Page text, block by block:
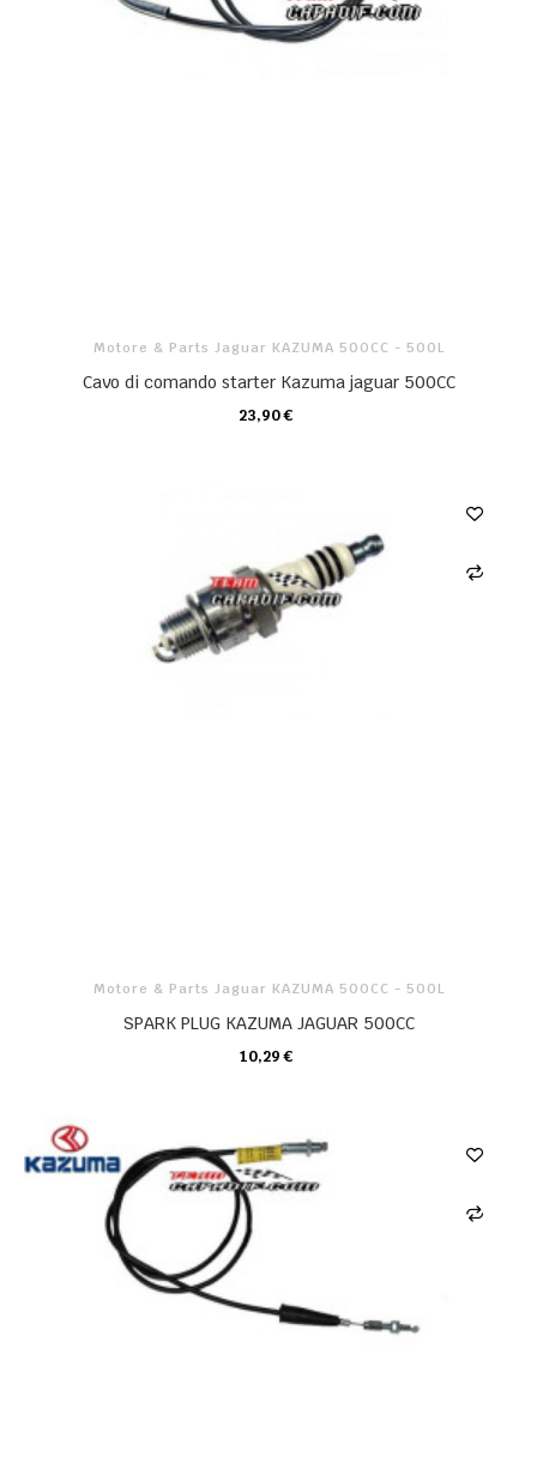
Motore & Parts Jaguar KAZUMA 500CC - 500L
Cavo di comando starter Kazuma jaguar 500CC
23,90 €
CARRELLO
Motore & Parts Jaguar KAZUMA 500CC - 500L
SPARK PLUG KAZUMA JAGUAR 500CC
10,29 €
CARRELLO